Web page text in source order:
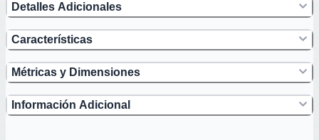
Detalles Adicionales
Características
Métricas y Dimensiones
Información Adicional